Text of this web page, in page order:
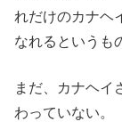
れだけのカナヘ
なれるというも
まだ、カナヘイ
わっていない。